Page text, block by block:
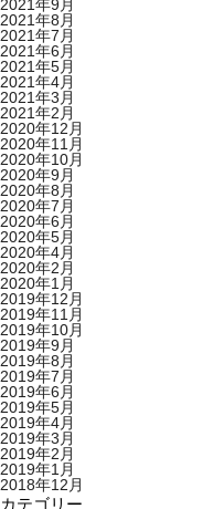
2021年9月
2021年8月
2021年7月
2021年6月
2021年5月
2021年4月
2021年3月
2021年2月
2020年12月
2020年11月
2020年10月
2020年9月
2020年8月
2020年7月
2020年6月
2020年5月
2020年4月
2020年2月
2020年1月
2019年12月
2019年11月
2019年10月
2019年9月
2019年8月
2019年7月
2019年6月
2019年5月
2019年4月
2019年3月
2019年2月
2019年1月
2018年12月
カテゴリー